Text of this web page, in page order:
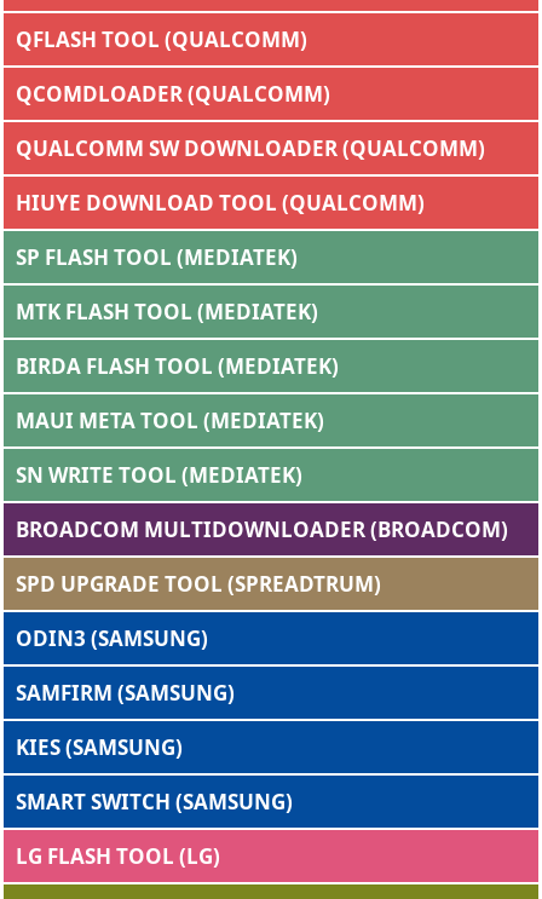
QFLASH TOOL (QUALCOMM)
QCOMDLOADER (QUALCOMM)
QUALCOMM SW DOWNLOADER (QUALCOMM)
HIUYE DOWNLOAD TOOL (QUALCOMM)
SP FLASH TOOL (MEDIATEK)
MTK FLASH TOOL (MEDIATEK)
BIRDA FLASH TOOL (MEDIATEK)
MAUI META TOOL (MEDIATEK)
SN WRITE TOOL (MEDIATEK)
BROADCOM MULTIDOWNLOADER (BROADCOM)
SPD UPGRADE TOOL (SPREADTRUM)
ODIN3 (SAMSUNG)
SAMFIRM (SAMSUNG)
KIES (SAMSUNG)
SMART SWITCH (SAMSUNG)
LG FLASH TOOL (LG)